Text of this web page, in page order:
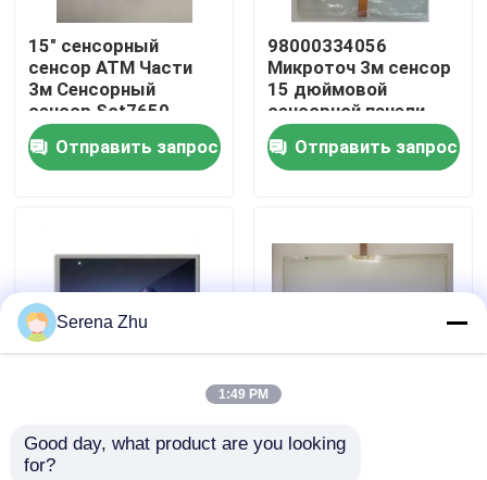
О нас
Экскурсия по заводу
Свяжитесь с нами
Новости
Запросить расценки
Неразъемные компьютеры
15" сенсорный
сенсор АТМ Части
3м Сенсорный
сенсор Sct7650
01750160132 98-
0003-2229-1 Ex111
980003-2814-0 Exii-
Отправить запрос
98000334056
Микроточ 3м сенсор
15 дюймовой
сенсорной панели
Отправить запрос
AT050TN34 V.1
касания 67Pins TFT
сенсор 01750160132
Serena Zhu
1:49 PM
Good day, what product are you looking
for?